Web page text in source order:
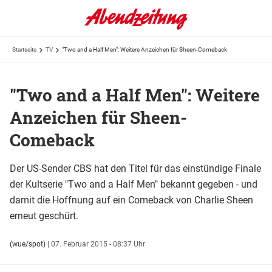
Startseite TV "Two and a Half Men": Weitere Anzeichen für Sheen-Comeback
"Two and a Half Men": Weitere
Anzeichen für Sheen-
Comeback
Der US-Sender CBS hat den Titel für das einstündige Finale
der Kultserie "Two and a Half Men" bekannt gegeben - und
damit die Hoffnung auf ein Comeback von Charlie Sheen
erneut geschürt.
(wue/spot) | 07. Februar 2015 - 08:37 Uhr